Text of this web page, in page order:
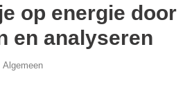
op energie door
en analyseren
Algemeen